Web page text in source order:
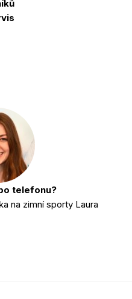
telefonu?
na zimní sporty Laura